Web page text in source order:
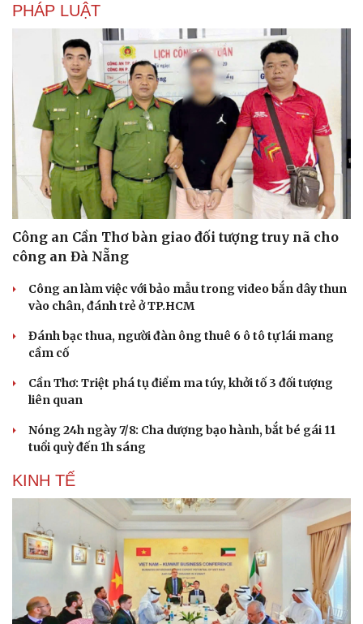
Du lịch
Tư vấn
Săn Tour
Câu chuyện thời sự
PHÁP LUẬT
Công an Cần Thơ bàn giao đối tượng truy nã cho
công an Đà Nẵng
Công an làm việc với bảo mẫu trong video bắn dây thun
vào chân, đánh trẻ ở TP.HCM
Đánh bạc thua, người đàn ông thuê 6 ô tô tự lái mang
cầm cố
Cần Thơ: Triệt phá tụ điểm ma túy, khởi tố 3 đối tượng
liên quan
Nóng 24h ngày 7/8: Cha dượng bạo hành, bắt bé gái 11
tuổi quỳ đến 1h sáng
KINH TẾ